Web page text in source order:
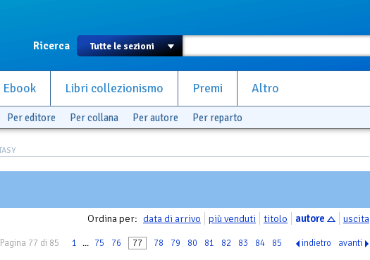
Ricerca
Ebook Libri collezionismo Premi Altro
Per editore Per collana Per autore Per reparto
Ordina per: data di arrivo più venduti titolo autore uscita
Pagina 77 di 85 1 ... 75 76 77 78 79 80 81 82 83 84 85 indietro avanti